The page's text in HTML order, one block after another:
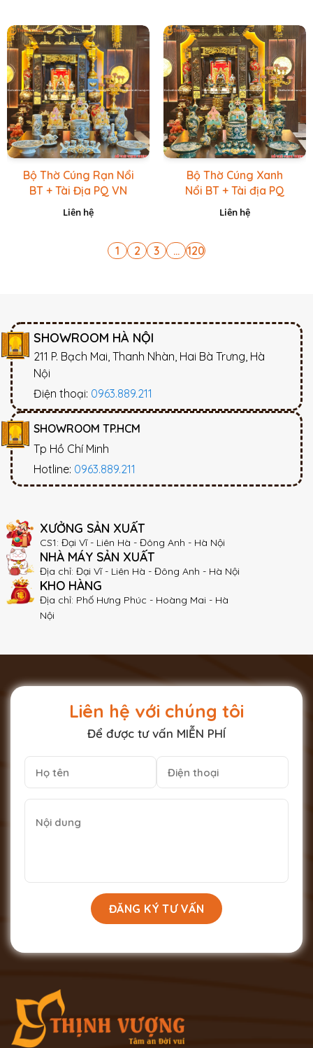
Bộ Thờ Cúng Rạn Nổi
BT + Tài Địa PQ VN
Vàng Caro
Liên hệ
Bộ Thờ Cúng Xanh
Nổi BT + Tài địa PQ
VN Xanh Lục
Liên hệ
1 2 3 ... 120
SHOWROOM HÀ NỘI
211 P. Bạch Mai, Thanh Nhàn, Hai Bà Trưng, Hà
Nội
Điện thoại: 0963.889.211
SHOWROOM TP.HCM
Tp Hồ Chí Minh
Hotline: 0963.889.211
XƯỞNG SẢN XUẤT
CS1: Đại Vĩ - Liên Hà - Đông Anh - Hà Nội
NHÀ MÁY SẢN XUẤT
Địa chỉ: Đại Vĩ - Liên Hà - Đông Anh - Hà Nội
KHO HÀNG
Địa chỉ: Phố Hưng Phúc - Hoàng Mai - Hà
Nội
Liên hệ với chúng tôi
Để được tư vấn MIỄN PHÍ